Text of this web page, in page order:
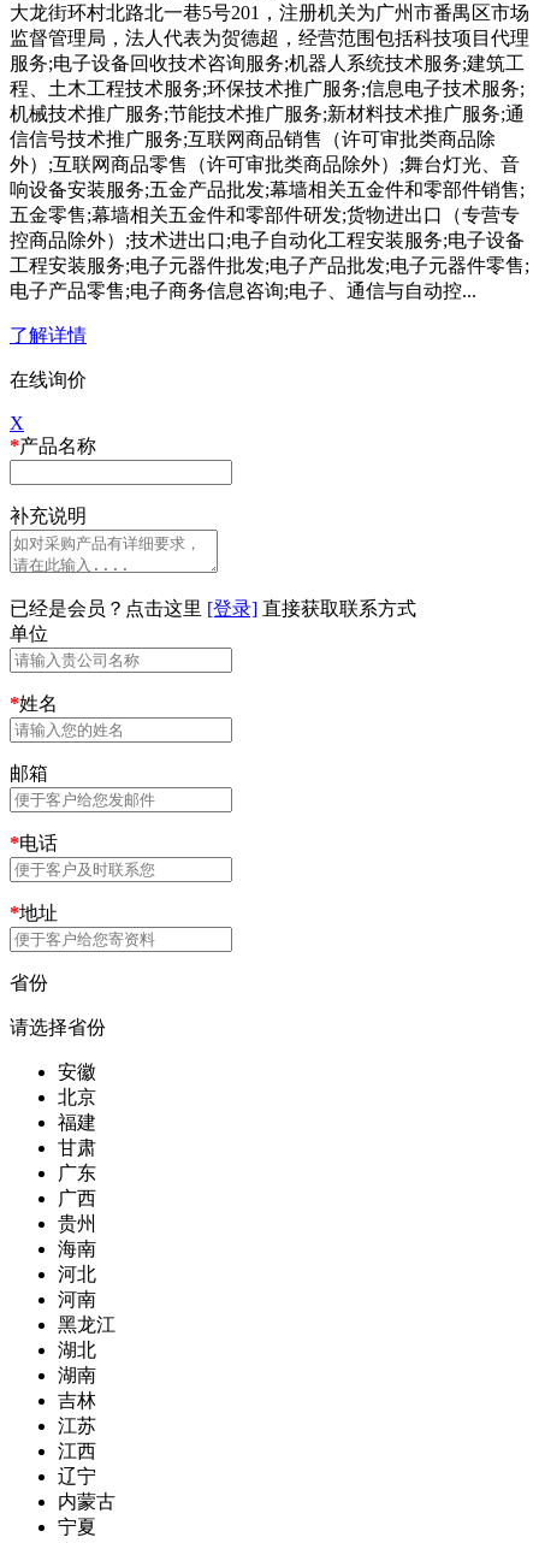
大龙街环村北路北一巷5号201，注册机关为广州市番禺区市场
监督管理局，法人代表为贺德超，经营范围包括科技项目代理
服务;电子设备回收技术咨询服务;机器人系统技术服务;建筑工
程、土木工程技术服务;环保技术推广服务;信息电子技术服务;
机械技术推广服务;节能技术推广服务;新材料技术推广服务;通
信信号技术推广服务;互联网商品销售（许可审批类商品除
外）;互联网商品零售（许可审批类商品除外）;舞台灯光、音
响设备安装服务;五金产品批发;幕墙相关五金件和零部件销售;
五金零售;幕墙相关五金件和零部件研发;货物进出口（专营专
控商品除外）;技术进出口;电子自动化工程安装服务;电子设备
工程安装服务;电子元器件批发;电子产品批发;电子元器件零售;
电子产品零售;电子商务信息咨询;电子、通信与自动控...
了解详情
在线询价
X
*产品名称
补充说明
已经是会员？点击这里 [登录] 直接获取联系方式
单位
*姓名
邮箱
*电话
*地址
省份
请选择省份
安徽
北京
福建
甘肃
广东
广西
贵州
海南
河北
河南
黑龙江
湖北
湖南
吉林
江苏
江西
辽宁
内蒙古
宁夏